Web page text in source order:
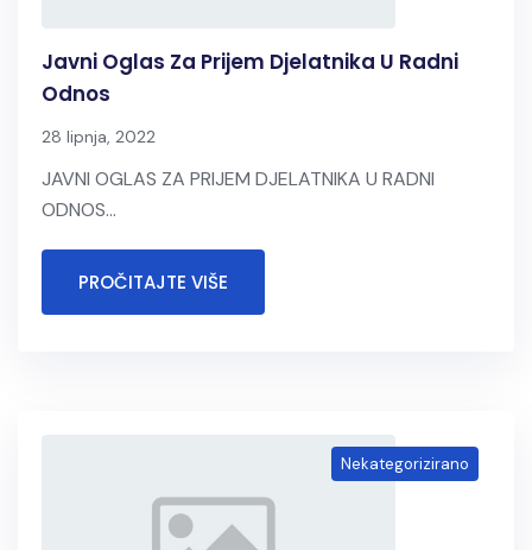
Javni Oglas Za Prijem Djelatnika U Radni
Odnos
28 lipnja, 2022
JAVNI OGLAS ZA PRIJEM DJELATNIKA U RADNI
ODNOS...
PROČITAJTE VIŠE
Nekategorizirano